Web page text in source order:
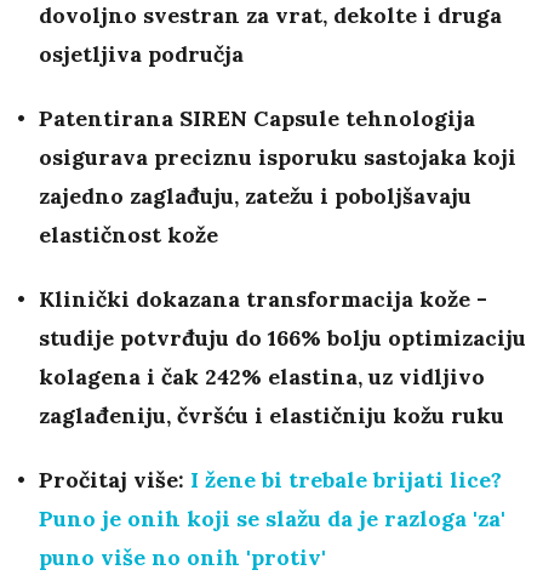
dovoljno svestran za vrat, dekolte i druga
osjetljiva područja
Patentirana SIREN Capsule tehnologija
osigurava preciznu isporuku sastojaka koji
zajedno zaglađuju, zatežu i poboljšavaju
elastičnost kože
Klinički dokazana transformacija kože -
studije potvrđuju do 166% bolju optimizaciju
kolagena i čak 242% elastina, uz vidljivo
zaglađeniju, čvršću i elastičniju kožu ruku
Pročitaj više: I žene bi trebale brijati lice?
Puno je onih koji se slažu da je razloga 'za'
puno više no onih 'protiv'